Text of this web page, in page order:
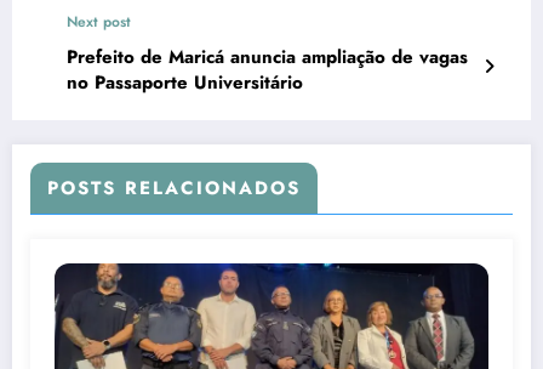
Next post
Prefeito de Maricá anuncia ampliação de vagas
no Passaporte Universitário
POSTS RELACIONADOS